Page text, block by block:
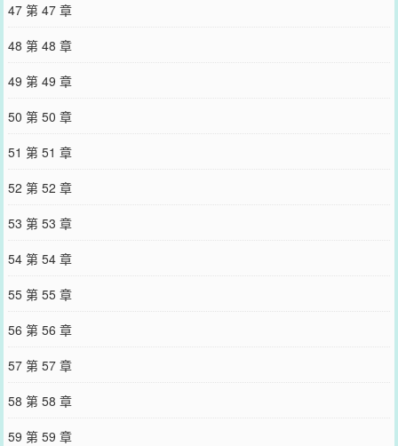
47 第 47 章
48 第 48 章
49 第 49 章
50 第 50 章
51 第 51 章
52 第 52 章
53 第 53 章
54 第 54 章
55 第 55 章
56 第 56 章
57 第 57 章
58 第 58 章
59 第 59 章